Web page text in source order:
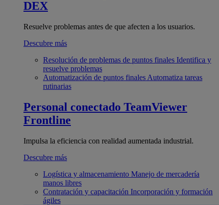
DEX
Resuelve problemas antes de que afecten a los usuarios.
Descubre más
Resolución de problemas de puntos finales Identifica y
resuelve problemas
Automatización de puntos finales Automatiza tareas
rutinarias
Personal conectado TeamViewer
Frontline
Impulsa la eficiencia con realidad aumentada industrial.
Descubre más
Logística y almacenamiento Manejo de mercadería
manos libres
Contratación y capacitación Incorporación y formación
ágiles